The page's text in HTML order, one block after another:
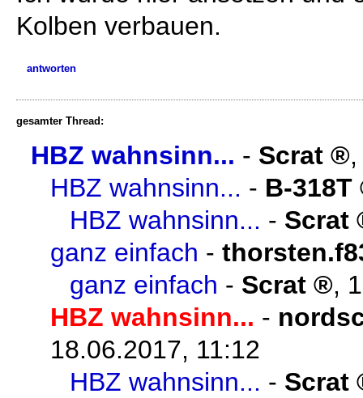
Kolben verbauen.
antworten
gesamter Thread:
HBZ wahnsinn... - Scrat
HBZ wahnsinn... - B-318T
HBZ wahnsinn... - Scrat
ganz einfach -
ganz einfach - Scrat ,
HBZ wahnsinn... -
18.06.2017, 11:12
HBZ wahnsinn... - Scrat